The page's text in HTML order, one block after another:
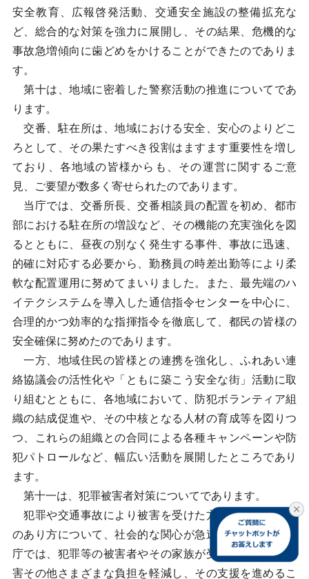
安全教育、広報啓発活動、交通安全施設の整備拡充な
ど、総合的な対策を強力に展開し、その結果、危機的な
事故急増傾向に歯どめをかけることができたのでありま
す。
第十は、地域に密着した警察活動の推進についてであ
ります。
交番、駐在所は、地域における安全、安心のよりどこ
ろとして、その果たすべき役割はますます重要性を増し
ており、各地域の皆様からも、その運営に関するご意
見、ご要望が数多く寄せられたのであります。
当庁では、交番所長、交番相談員の配置を初め、都市
部における駐在所の増設など、その機能の充実強化を図
るとともに、昼夜の別なく発生する事件、事故に迅速、
的確に対応する必要から、勤務員の時差出勤等により柔
軟な配置運用に努めてまいりました。また、最先端のハ
イテクシステムを導入した通信指令センターを中心に、
合理的かつ効率的な指揮指令を徹底して、都民の皆様の
安全確保に努めたのであります。
一方、地域住民の皆様との連携を強化し、ふれあい連
絡協議会の活性化や「ともに築こう安全な街」活動に取
り組むとともに、各地域において、防犯ボランティア組
織の結成促進や、その中核となる人材の育成等を図りつ
つ、これらの組織との合同による各種キャンペーンや防
犯パトロールなど、幅広い活動を展開したところであり
ます。
第十一は、犯罪被害者対策についてであります。
犯罪や交通事故により被害を受けた方々に対する支援
のあり方について、社会的な関心が急速に高まる中、当
庁では、犯罪等の被害者やその家族が受ける精神的な被
害その他さまざまな負担を軽減し、その支援を進めるこ